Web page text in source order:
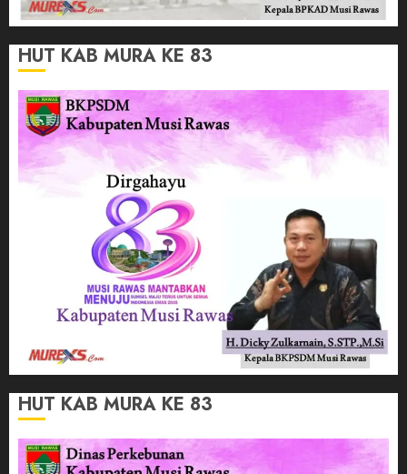
HUT KAB MURA KE 83
HUT KAB MURA KE 83